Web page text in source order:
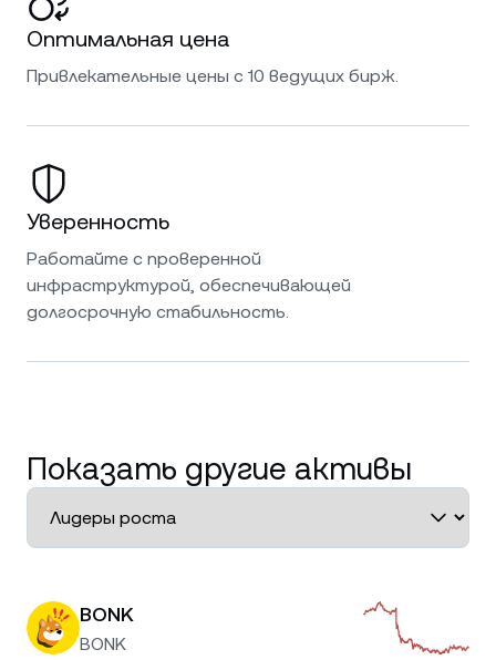
Оптимальная цена
Привлекательные цены с 10 ведущих бирж.
Уверенность
Работайте с проверенной
инфраструктурой, обеспечивающей
долгосрочную стабильность.
Показать другие активы
BONK
BONK